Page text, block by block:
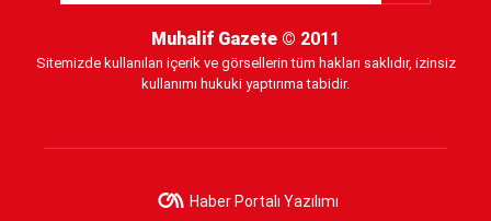
Muhalif Gazete © 2011
Sitemizde kullanılan içerik ve görsellerin tüm hakları saklıdır, izinsiz
kullanımı hukuki yaptırıma tabidir.
Haber Portalı Yazılımı